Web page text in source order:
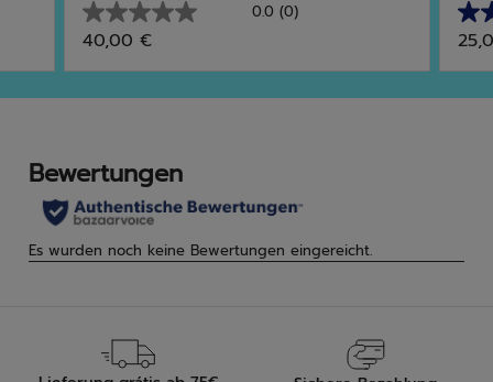
0.0 (0)
0.0
von
5
40,00 €
4.8
von
5